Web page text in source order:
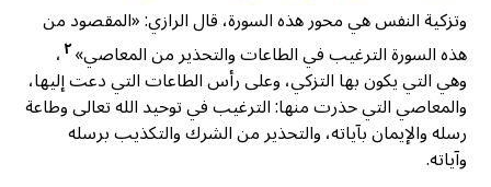
وتزكية النفس هي محور هذه السورة، قال الرازي: «المقصود من
هذه السورة الترغيب في الطاعات والتحذير من المعاصي»٢،
وهي التي يكون بها التزكي، وعلى رأس الطاعات التي دعت إليها،
والمعاصي التي حذرت منها: الترغيب في توحيد الله تعالى وطاعة
رسله والإيمان بآياته، والتحذير من الشرك والتكذيب برسله
وآياته.